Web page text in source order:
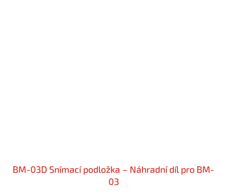
BM-03D Snímací podložka – Náhradní díl pro BM-
03